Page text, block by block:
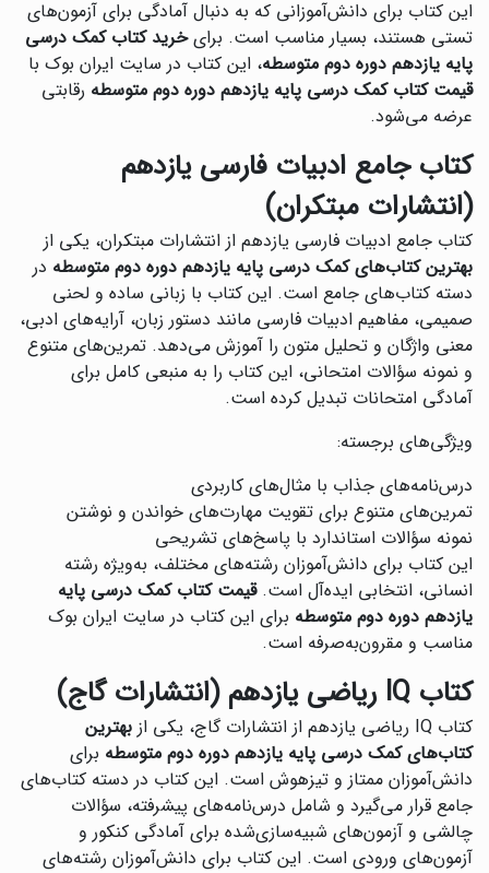
این کتاب برای دانش‌آموزانی که به دنبال آمادگی برای آزمون‌های
تستی هستند، بسیار مناسب است. برایخرید کتاب کمک درسی
پایه یازدهم دوره دوم متوسطه، این کتاب در سایت ایران بوک با
قیمت کتاب کمک درسی پایه یازدهم دوره دوم متوسطه رقابتی
عرضه می‌شود.
کتاب جامع ادبیات فارسی یازدهم
(انتشارات مبتکران)
کتاب جامع ادبیات فارسی یازدهم از انتشارات مبتکران، یکی از
بهترین کتاب‌های کمک درسی پایه یازدهم دوره دوم متوسطه در
دسته کتاب‌های جامع است. این کتاب با زبانی ساده و لحنی
صمیمی، مفاهیم ادبیات فارسی مانند دستور زبان، آرایه‌های ادبی،
معنی واژگان و تحلیل متون را آموزش می‌دهد. تمرین‌های متنوع
و نمونه سؤالات امتحانی، این کتاب را به منبعی کامل برای
آمادگی امتحانات تبدیل کرده است.
ویژگی‌های برجسته:
درس‌نامه‌های جذاب با مثال‌های کاربردی
تمرین‌های متنوع برای تقویت مهارت‌های خواندن و نوشتن
نمونه سؤالات استاندارد با پاسخ‌های تشریحی
این کتاب برای دانش‌آموزان رشته‌های مختلف، به‌ویژه رشته
انسانی، انتخابی ایده‌آل است.قیمت کتاب کمک درسی پایه
یازدهم دوره دوم متوسطه برای این کتاب در سایت ایران بوک
مناسب و مقرون‌به‌صرفه است.
کتاب IQ ریاضی یازدهم (انتشارات گاج)
کتاب IQ ریاضی یازدهم از انتشارات گاج، یکی از
بهترین
کتاب‌های کمک درسی پایه یازدهم دوره دوم متوسطه برای
دانش‌آموزان ممتاز و تیزهوش است. این کتاب در دسته کتاب‌های
جامع قرار می‌گیرد و شامل درس‌نامه‌های پیشرفته، سؤالات
چالشی و آزمون‌های شبیه‌سازی‌شده برای آمادگی کنکور و
آزمون‌های ورودی است. این کتاب برای دانش‌آموزان رشته‌های